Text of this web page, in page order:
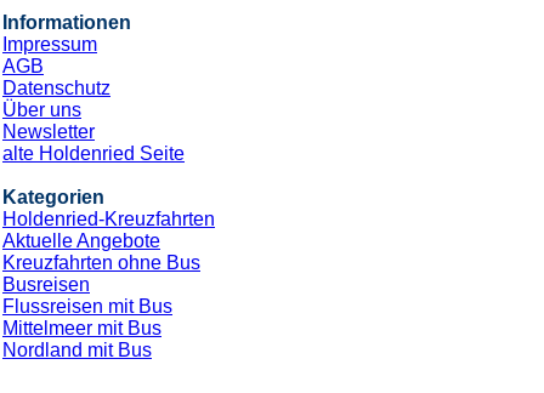
Informationen
Impressum
AGB
Datenschutz
Über uns
Newsletter
alte Holdenried Seite
Kategorien
Holdenried-Kreuzfahrten
Aktuelle Angebote
Kreuzfahrten ohne Bus
Busreisen
Flussreisen mit Bus
Mittelmeer mit Bus
Nordland mit Bus